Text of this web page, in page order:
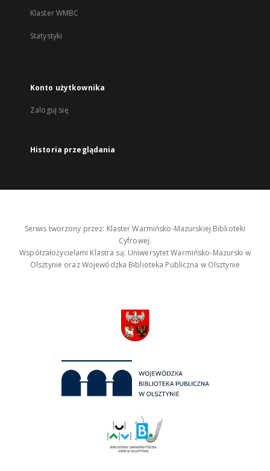
Klaster WMBC
Statystyki
Konto użytkownika
Zaloguj się
Historia przeglądania
Serwis tworzony przez: Klaster Warmińsko-Mazurskiej Biblioteki
Cyfrowej.
Współzałożycielami Klastra są: Uniwersytet Warmińsko-Mazurski w
Olsztynie oraz Wojewódzka Biblioteka Publiczna w Olsztynie